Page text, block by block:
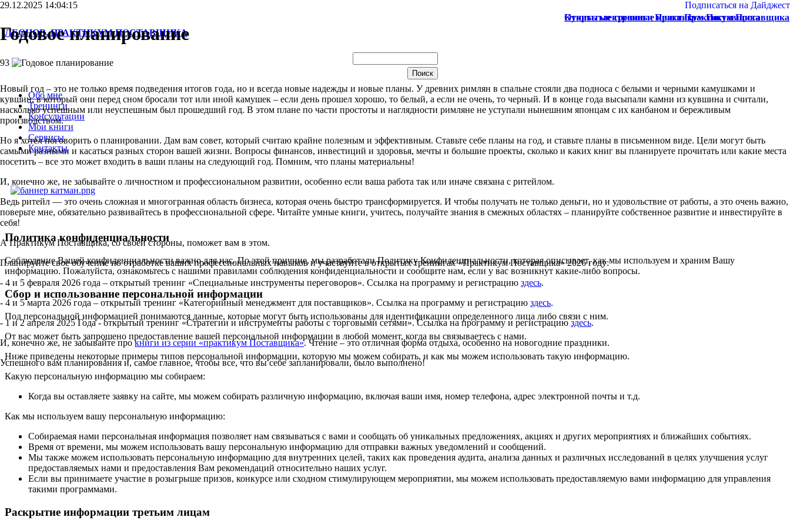
ЛЕОНОВ. ПРАКТИКУМ ПОСТАВЩИКА
Обо мне
Тренинги
Консультации
Мои книги
Сервисы
Контакты
29.12.2025 14:04:15 Подписаться на Дайджест
Годовое планирование
93
Новый год – это не только время подведения итогов года, но и всегда новые надежды и новые планы. У древних римлян в спальне стояли два подноса с белыми и черными камушками и
кувшин, в который они перед сном бросали тот или иной камушек – если день прошел хорошо, то белый, а если не очень, то черный. И в конце года высыпали камни из кувшина и считали,
насколько успешным или неуспешным был прошедший год. В этом плане по части простоты и наглядности римляне не уступали нынешним японцам с их канбаном и бережливым
производством.
Но я хотел поговорить о планировании. Дам вам совет, который считаю крайне полезным и эффективным. Ставьте себе планы на год, и ставьте планы в письменном виде. Цели могут быть
самыми разными и касаться разных сторон вашей жизни. Вопросы финансов, инвестиций и здоровья, мечты и большие проекты, сколько и каких книг вы планируете прочитать или какие места
посетить – все это может входить в ваши планы на следующий год. Помним, что планы материальны!
И, конечно же, не забывайте о личностном и профессиональном развитии, особенно если ваша работа так или иначе связана с ритейлом.
Ведь ритейл — это очень сложная и многогранная область бизнеса, которая очень быстро трансформируется. И чтобы получать не только деньги, но и удовольствие от работы, а это очень важно,
поверьте мне, обязательно развивайтесь в профессиональной сфере. Читайте умные книги, учитесь, получайте знания в смежных областях – планируйте собственное развитие и инвестируйте в
себя!
А Практикум Поставщика, со своей стороны, поможет вам в этом.
Планируйте свое обучение по отработке ваших профессиональных навыков и участвуйте в открытых тренингах «Практикум Поставщика» 2026 году:
- 4 и 5 февраля 2026 года – открытый тренинг «Специальные инструменты переговоров». Ссылка на программу и регистрацию здесь.
- 4 и 5 марта 2026 года – открытый тренинг «Категорийный менеджмент для поставщиков». Ссылка на программу и регистрацию здесь.
- 1 и 2 апреля 2025 Года - открытый тренинг «Стратегии и инструменты работы с торговыми сетями». Ссылка на программу и регистрациюздесь.
И, конечно же, не забывайте прокниги из серии «практикум Поставщика». Чтение – это отличная форма отдыха, особенно на новогодние праздники.
Успешного вам планирования и, самое главное, чтобы все, что вы себе запланировали, было выполнено!
Купить электронные книги Практикум Поставщика
Открытые тренинги Практикум Поставщика
Политика конфиденциальности
Соблюдение Вашей конфиденциальности важно для нас. По этой причине, мы разработали Политику Конфиденциальности, которая описывает, как мы используем и храним Вашу
информацию. Пожалуйста, ознакомьтесь с нашими правилами соблюдения конфиденциальности и сообщите нам, если у вас возникнут какие-либо вопросы.
Сбор и использование персональной информации
Под персональной информацией понимаются данные, которые могут быть использованы для идентификации определенного лица либо связи с ним.
От вас может быть запрошено предоставление вашей персональной информации в любой момент, когда вы связываетесь с нами.
Ниже приведены некоторые примеры типов персональной информации, которую мы можем собирать, и как мы можем использовать такую информацию.
Какую персональную информацию мы собираем:
Когда вы оставляете заявку на сайте, мы можем собирать различную информацию, включая ваши имя, номер телефона, адрес электронной почты и т.д.
Как мы используем вашу персональную информацию:
Собираемая нами персональная информация позволяет нам связываться с вами и сообщать об уникальных предложениях, акциях и других мероприятиях и ближайших событиях.
Время от времени, мы можем использовать вашу персональную информацию для отправки важных уведомлений и сообщений.
Мы также можем использовать персональную информацию для внутренних целей, таких как проведения аудита, анализа данных и различных исследований в целях улучшения услуг
предоставляемых нами и предоставления Вам рекомендаций относительно наших услуг.
Если вы принимаете участие в розыгрыше призов, конкурсе или сходном стимулирующем мероприятии, мы можем использовать предоставляемую вами информацию для управления
такими программами.
Раскрытие информации третьим лицам